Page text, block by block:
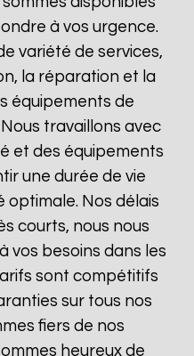
à vos urgence.
variété de services,
la réparation et la
équipements de
travaillons avec
et des équipements
une durée de vie
optimale. Nos délais
courts, nous nous
vos besoins dans les
sont compétitifs
sur tous nos
fiers de nos
heureux de